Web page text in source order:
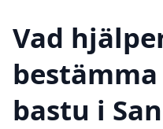
Vad
bastu i